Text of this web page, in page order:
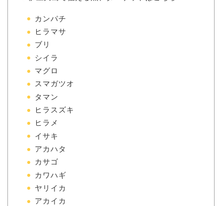
カンパチ
ヒラマサ
ブリ
シイラ
マグロ
スマガツオ
タマン
ヒラスズキ
ヒラメ
イサキ
アカハタ
カサゴ
カワハギ
ヤリイカ
アカイカ